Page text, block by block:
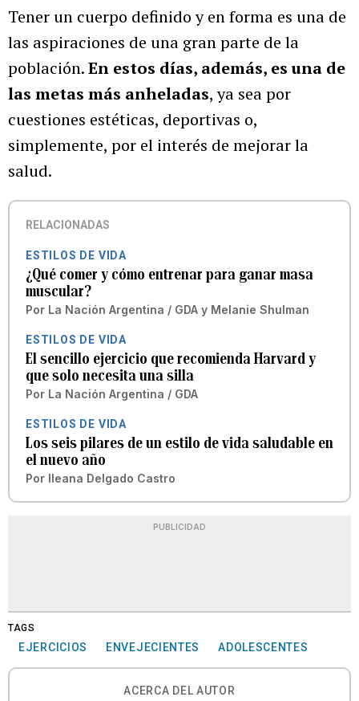
Tener un cuerpo definido y en forma es una de
las aspiraciones de una gran parte de la
población.En estos días, además, es una de
las metas más anheladas, ya sea por
cuestiones estéticas, deportivas o,
simplemente, por el interés de mejorar la
salud.
RELACIONADAS
ESTILOS DE VIDA
¿Qué comer y cómo entrenar para ganar masa
muscular?
Por La Nación Argentina / GDA y Melanie Shulman
ESTILOS DE VIDA
El sencillo ejercicio que recomienda Harvard y
que solo necesita una silla
Por La Nación Argentina / GDA
ESTILOS DE VIDA
Los seis pilares de un estilo de vida saludable en
el nuevo año
Por Ileana Delgado Castro
PUBLICIDAD
TAGS
EJERCICIOS ENVEJECIENTES ADOLESCENTES
ACERCA DEL AUTOR